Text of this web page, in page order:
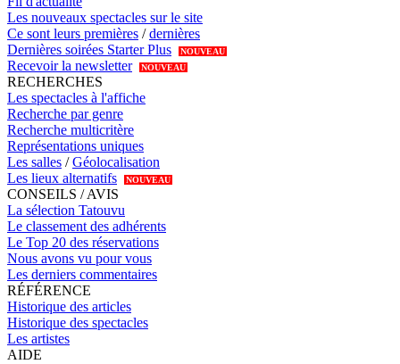
Les nouveaux spectacles sur le site
Ce sont leurs premières /dernières
Dernières soirées Starter Plus
NOUVEAU
Recevoir la newsletter NOUVEAU
RECHERCHES
Les spectacles à l'affiche
Recherche par genre
Recherche multicritère
Représentations uniques
Les salles /Géolocalisation
Les lieux alternatifs
NOUVEAU
CONSEILS / AVIS
La sélection Tatouvu
Le classement des adhérents
Le Top 20 des réservations
Nous avons vu pour vous
Les derniers commentaires
RÉFÉRENCE
Historique des articles
Historique des spectacles
Les artistes
AIDE